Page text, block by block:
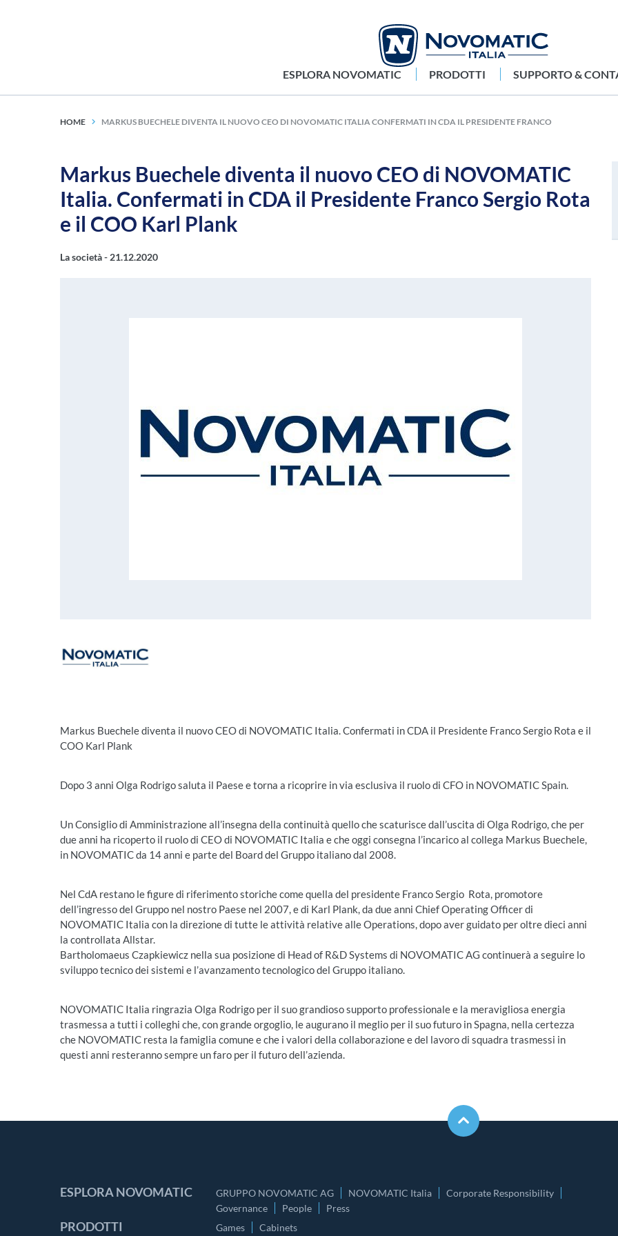
ESPLORA NOVOMATIC PRODOTTI SUPPORTO &
HOME MARKUS BUECHELE DIVENTA IL NUOVO CEO DI NOVOMATIC ITALIA CONFERMATI IN CDA IL PRESIDENTE FRANCO
Markus Buechele diventa il nuovo CEO di NOVOMATIC
Italia. Confermati in CDA il Presidente Franco Sergio Rota
e il COO Karl Plank
La società - 21.12.2020
Markus Buechele diventa il nuovo CEO di NOVOMATIC Italia. Confermati in CDA il Presidente Franco Sergio Rota e il
COO Karl Plank
Dopo 3 anni Olga Rodrigo saluta il Paese e torna a ricoprire in via esclusiva il ruolo di CFO in NOVOMATIC Spain.
Un Consiglio di Amministrazione all’insegna della continuità quello che scaturisce dall’uscita di Olga Rodrigo, che per
due anni ha ricoperto il ruolo di CEO di NOVOMATIC Italia e che oggi consegna l’incarico al collega Markus Buechele,
in NOVOMATIC da 14 anni e parte del Board del Gruppo italiano dal 2008.
Nel CdA restano le figure di riferimento storiche come quella del presidente Franco Sergio Rota, promotore
dell’ingresso del Gruppo nel nostro Paese nel 2007, e di Karl Plank, da due anni Chief Operating Officer di
NOVOMATIC Italia con la direzione di tutte le attività relative alle Operations, dopo aver guidato per oltre dieci anni
la controllata Allstar.
Bartholomaeus Czapkiewicz nella sua posizione di Head of R&D Systems di NOVOMATIC AG continuerà a seguire lo
sviluppo tecnico dei sistemi e l’avanzamento tecnologico del Gruppo italiano.
NOVOMATIC Italia ringrazia Olga Rodrigo per il suo grandioso supporto professionale e la meravigliosa energia
trasmessa a tutti i colleghi che, con grande orgoglio, le augurano il meglio per il suo futuro in Spagna, nella certezza
che NOVOMATIC resta la famiglia comune e che i valori della collaborazione e del lavoro di squadra trasmessi in
questi anni resteranno sempre un faro per il futuro dell’azienda.
ESPLORA NOVOMATIC GRUPPO NOVOMATIC AG NOVOMATIC Italia
Corporate Responsibility
Governance
People Press
PRODOTTI Games Cabinets